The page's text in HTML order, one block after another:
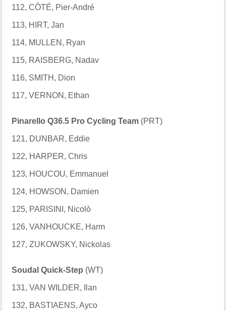
112, CÔTÉ, Pier-André
113, HIRT, Jan
114, MULLEN, Ryan
115, RAISBERG, Nadav
116, SMITH, Dion
117, VERNON, Ethan
Pinarello Q36.5 Pro Cycling Team (PRT)
121, DUNBAR, Eddie
122, HARPER, Chris
123, HOUCOU, Emmanuel
124, HOWSON, Damien
125, PARISINI, Nicolò
126, VANHOUCKE, Harm
127, ZUKOWSKY, Nickolas
Soudal Quick-Step (WT)
131, VAN WILDER, Ilan
132, BASTIAENS, Ayco